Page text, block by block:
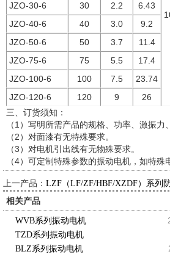
JZO-30-6
30 2.2 6.43
JZO-40-6
40 3.0 9.2
JZO-50-6
50 3.7 11.4
JZO-75-6
75 5.5 17.4
JZO-100-6
100 7.5 23.74
JZO-120-6
120 9 26
三、订货须知：
（1）写明所需产品的规格、功率、激振力
（2）对面漆有无特殊要求。
（3）对电机引出线有无物殊要求。
（4）可定制特殊参数的振动电机，如特
上一产品： LZF（LF/ZF/HBF/XZDF）系列
相关产品
WVB系列振动电机
TZD系列振动电机
BLZ系列振动电机